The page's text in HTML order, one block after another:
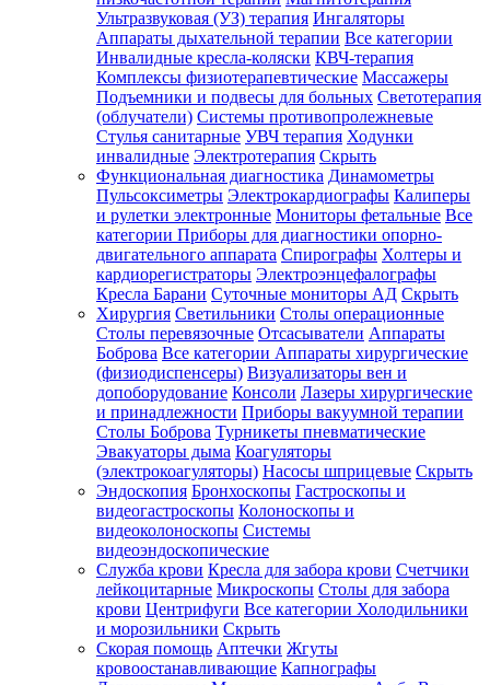
Ультразвуковая (УЗ) терапия Ингаляторы
Аппараты дыхательной терапии Все категории
Инвалидные кресла-коляски КВЧ-терапия
Комплексы физиотерапевтические Массажеры
Подъемники и подвесы для больных Светотерапия
(облучатели) Системы противопролежневые
Стулья санитарные УВЧ терапия Ходунки
инвалидные Электротерапия Скрыть
Функциональная диагностика Динамометры
Пульсоксиметры Электрокардиографы Калиперы
и рулетки электронные Мониторы фетальные Все
категории Приборы для диагностики опорно-
двигательного аппарата Спирографы Холтеры и
кардиорегистраторы Электроэнцефалографы
Кресла Барани Суточные мониторы АД Скрыть
Хирургия Светильники Столы операционные
Столы перевязочные Отсасыватели Аппараты
Боброва Все категории Аппараты хирургические
(физиодиспенсеры) Визуализаторы вен и
допоборудование Консоли Лазеры хирургические
и принадлежности Приборы вакуумной терапии
Столы Боброва Турникеты пневматические
Эвакуаторы дыма Коагуляторы
(электрокоагуляторы) Насосы шприцевые Скрыть
Эндоскопия Бронхоскопы Гастроскопы и
видеогастроскопы Колоноскопы и
видеоколоноскопы Системы
видеоэндоскопические
Служба крови Кресла для забора крови Счетчики
лейкоцитарные Микроскопы Столы для забора
крови Центрифуги Все категории Холодильники
и морозильники Скрыть
Скорая помощь Аптечки Жгуты
кровоостанавливающие Капнографы